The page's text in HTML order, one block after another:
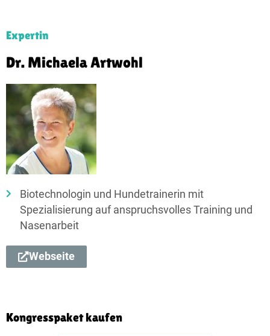
Expertin
Dr. Michaela Artwohl
Biotechnologin und Hundetrainerin mit
Spezialisierung auf anspruchsvolles Training und
Nasenarbeit
Webseite
Kongresspaket kaufen